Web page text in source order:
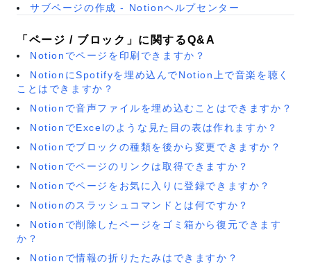
サブページの作成 - Notionヘルプセンター
「ページ / ブロック」に関するQ&A
Notionでページを印刷できますか？
NotionにSpotifyを埋め込んでNotion上で音楽を聴く
ことはできますか？
Notionで音声ファイルを埋め込むことはできますか？
NotionでExcelのような見た目の表は作れますか？
Notionでブロックの種類を後から変更できますか？
Notionでページのリンクは取得できますか？
Notionでページをお気に入りに登録できますか？
Notionのスラッシュコマンドとは何ですか？
Notionで削除したページをゴミ箱から復元できます
か？
Notionで情報の折りたたみはできますか？